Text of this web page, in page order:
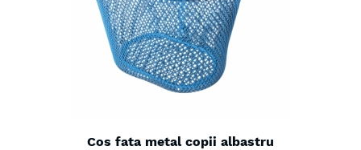
Cos fata metal copii albastru